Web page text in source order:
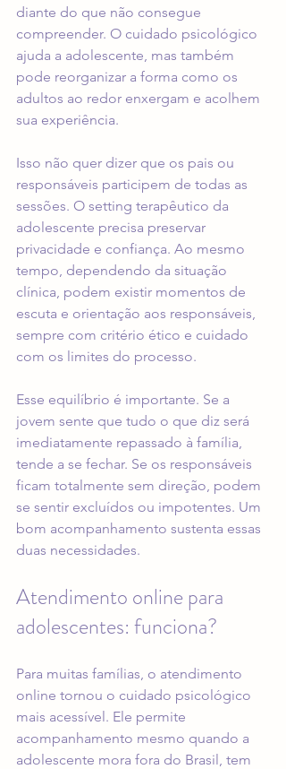
diante do que não consegue
compreender. O cuidado psicológico
ajuda a adolescente, mas também
pode reorganizar a forma como os
adultos ao redor enxergam e acolhem
sua experiência.
Isso não quer dizer que os pais ou
responsáveis participem de todas as
sessões. O setting terapêutico da
adolescente precisa preservar
privacidade e confiança. Ao mesmo
tempo, dependendo da situação
clínica, podem existir momentos de
escuta e orientação aos responsáveis,
sempre com critério ético e cuidado
com os limites do processo.
Esse equilíbrio é importante. Se a
jovem sente que tudo o que diz será
imediatamente repassado à família,
tende a se fechar. Se os responsáveis
ficam totalmente sem direção, podem
se sentir excluídos ou impotentes. Um
bom acompanhamento sustenta essas
duas necessidades.
Atendimento online para
adolescentes: funciona?
Para muitas famílias, o atendimento
online tornou o cuidado psicológico
mais acessível. Ele permite
acompanhamento mesmo quando a
adolescente mora fora do Brasil, tem